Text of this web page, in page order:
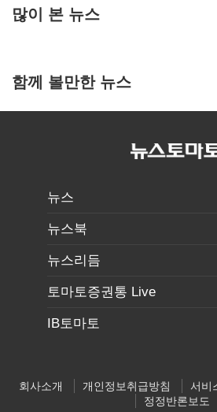
많이 본 뉴스
함께 볼만한 뉴스
뉴스
뉴스북
뉴스리듬
토마토증권통 Live
IB토마토
회사소개 개인정보취급방침 서비
정정반론보도